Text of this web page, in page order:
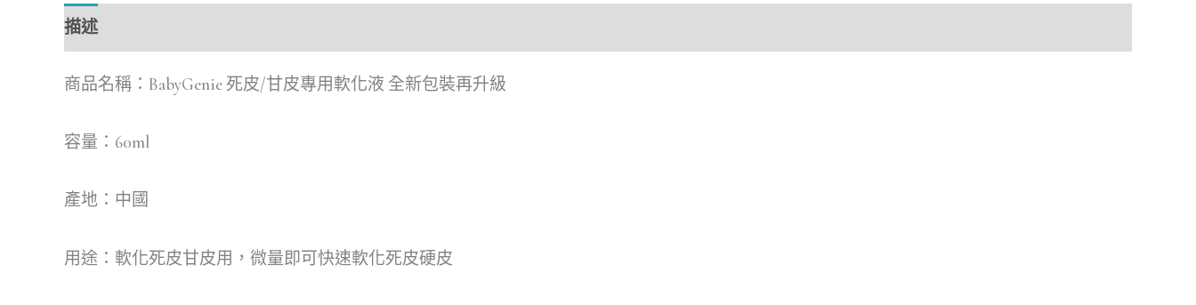
描述
商品名稱：BabyGenie 死皮/甘皮專用軟化液 全新包裝再升級
容量：60ml
產地：中國
用途：軟化死皮甘皮用，微量即可快速軟化死皮硬皮